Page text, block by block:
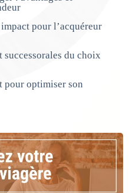
pour l’acquéreur
du choix
pour optimiser son